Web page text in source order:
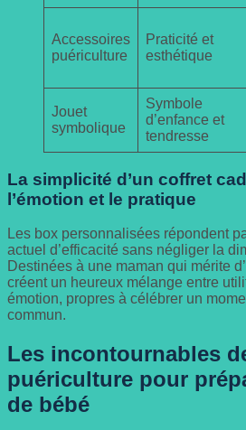
Accessoires
puériculture
Praticité et
esthétique
Jouet
symbolique
Symbole
d’enfance et
tendresse
La simplicité d’un coffret
l’émotion et le pratique
Les box personnalisées répondent
actuel d’efficacité sans négliger la
Destinées à une maman qui mérite
créent un heureux mélange entre
émotion, propres à célébrer un
commun.
Les incontournables
puériculture pour
de bébé